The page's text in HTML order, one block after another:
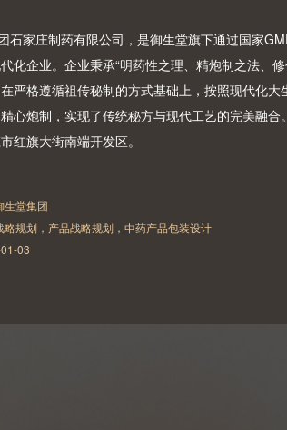
石家庄制药有限公司，是御生堂旗下通过国家
化企业。企业秉承“明药性之理、精炮制之法、
严格遵循祖传秘制的方式基础上，按照现代化大
心炮制，实现了传统秘方与现代工艺的完美融合
红旗大街南端开发区。
堂集团
规划，产品战略规划，中药产品包装设计
03